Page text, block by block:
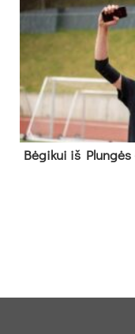
Bė­gi­kui iš